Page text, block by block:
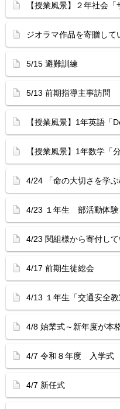
【授業風景】２年社会
ジオラマ作品を寄贈して
5/15 避難訓練
5/13 前期指導主事訪問
【授業風景】1年英語「
【授業風景】1年数学「
4/24 「命の大切さを学ぶ
4/23 １年生 部活動体験
4/23 関組様から寄付し
4/17 前期生徒総会
4/13 １年生「交通安全教
4/8 始業式～新年度が本
4/7 令和８年度 入学式
4/7 新任式